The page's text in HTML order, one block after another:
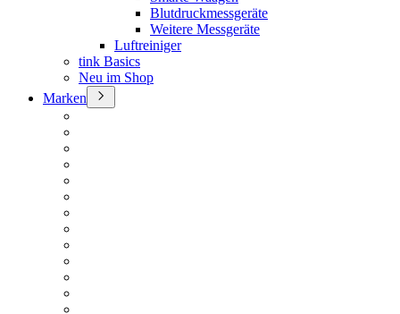
Blutdruckmessgeräte
Weitere Messgeräte
Luftreiniger
tink Basics
Neu im Shop
Marken